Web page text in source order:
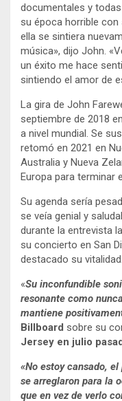
documentales y
su época horrible con
ella se sintiera
música», dijo John.
un éxito me hace
sintiendo el amor de
La gira de John
septiembre de 2018
a nivel mundial. Se
retomó en 2021 en
Australia y Nueva
Europa para terminar
Su agenda sería
se veía genial y
durante la entrevista
su concierto en San
destacado su vitalidad.
«Su inconfundible
resonante como
mantiene
Billboard sobre su
Jersey en julio
«No estoy cansado,
se arreglaron para la
que en vez de verlo